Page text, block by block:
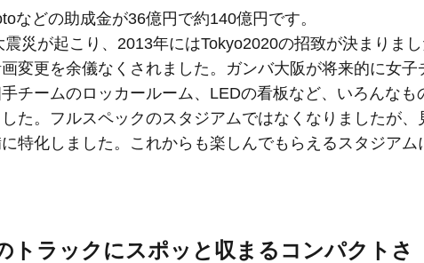
などの助成金が36億円で約140億円です。
災が起こり、2013年にはTokyo2020の招致が決まりま
変更を余儀なくされました。ガンバ大阪が将来的に女子
チームのロッカールーム、LEDの看板など、いろんなも
た。フルスペックのスタジアムではなくなりましたが、
特化しました。これからも楽しんでもらえるスタジアム
トラックにスポッと収まるコンパクトさ